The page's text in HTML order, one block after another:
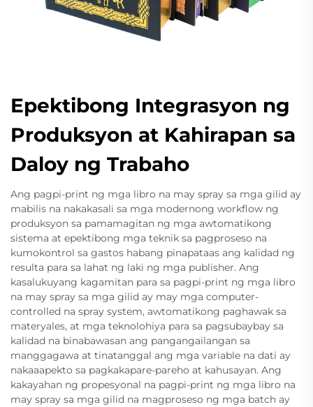
Epektibong Integrasyon ng
Produksyon at Kahirapan sa
Daloy ng Trabaho
Ang pagpi-print ng mga libro na may spray sa mga gilid ay
mabilis na nakakasali sa mga modernong workflow ng
produksyon sa pamamagitan ng mga awtomatikong
sistema at epektibong mga teknik sa pagproseso na
kumokontrol sa gastos habang pinapataas ang kalidad ng
resulta para sa lahat ng laki ng mga publisher. Ang
kasalukuyang kagamitan para sa pagpi-print ng mga libro
na may spray sa mga gilid ay may mga computer-
controlled na spray system, awtomatikong paghawak sa
materyales, at mga teknolohiya para sa pagsubaybay sa
kalidad na binabawasan ang pangangailangan sa
manggagawa at tinatanggal ang mga variable na dati ay
nakaaapekto sa pagkakapare-pareho at kahusayan. Ang
kakayahan ng propesyonal na pagpi-print ng mga libro na
may spray sa mga gilid na magproseso ng mga batch ay